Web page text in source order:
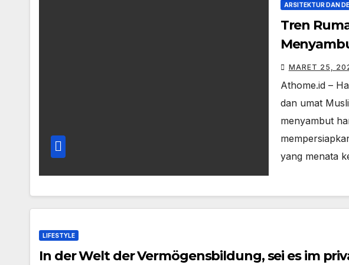
ARSITEKTUR DAN
Tren
MARET 25,
Athome.id –
dan umat
menyambut
yang menata
LIFESTYLE
In der Welt der Vermögensbildung, sei es im